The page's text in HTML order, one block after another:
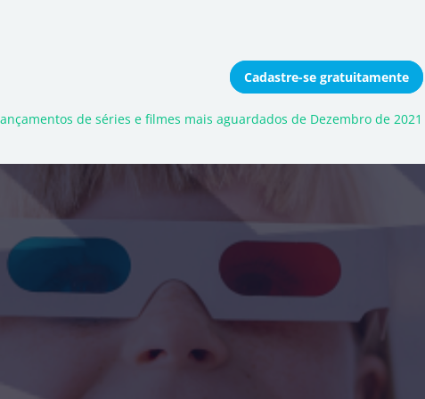
Cadastre-se gratuitamente
de séries e filmes mais aguardados de Dezembro de 2021